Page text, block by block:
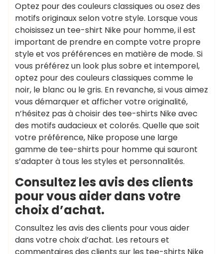
Optez pour des couleurs classiques ou osez des
motifs originaux selon votre style. Lorsque vous
choisissez un tee-shirt Nike pour homme, il est
important de prendre en compte votre propre
style et vos préférences en matière de mode. Si
vous préférez un look plus sobre et intemporel,
optez pour des couleurs classiques comme le
noir, le blanc ou le gris. En revanche, si vous aimez
vous démarquer et afficher votre originalité,
n’hésitez pas à choisir des tee-shirts Nike avec
des motifs audacieux et colorés. Quelle que soit
votre préférence, Nike propose une large
gamme de tee-shirts pour homme qui sauront
s’adapter à tous les styles et personnalités.
Consultez les avis des clients
pour vous aider dans votre
choix d’achat.
Consultez les avis des clients pour vous aider
dans votre choix d’achat. Les retours et